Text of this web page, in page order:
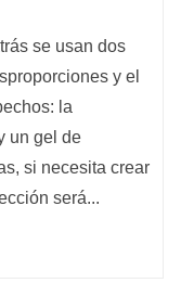
se usan dos
y el
la
un gel de
si necesita crear
será...